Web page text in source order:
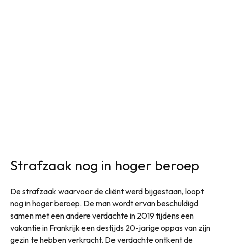
Strafzaak nog in hoger beroep
De strafzaak waarvoor de cliënt werd bijgestaan, loopt
nog in hoger beroep. De man wordt ervan beschuldigd
samen met een andere verdachte in 2019 tijdens een
vakantie in Frankrijk een destijds 20-jarige oppas van zijn
gezin te hebben verkracht. De verdachte ontkent de